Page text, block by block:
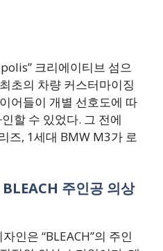
크리에이티브 섬으
초의 차량 커스터마이징
어들이 개별 선호도에 따
할 수 있었다. 그 전에
즈, 1세대 BMW M3가 로
주인공 의상
인은 “BLEACH”의 주인